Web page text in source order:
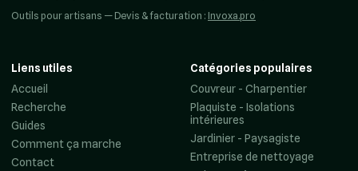
Outils pour artisans — Devis & facturation : Invoxa.pro
Liens utiles
Accueil
Recherche
Guides
Comment ça marche
Contact
Catégories populaires
Couvreur - Charpentier
Plaquiste - Isolations
intérieures
Jardinier - Paysagiste
Entreprise de nettoyage